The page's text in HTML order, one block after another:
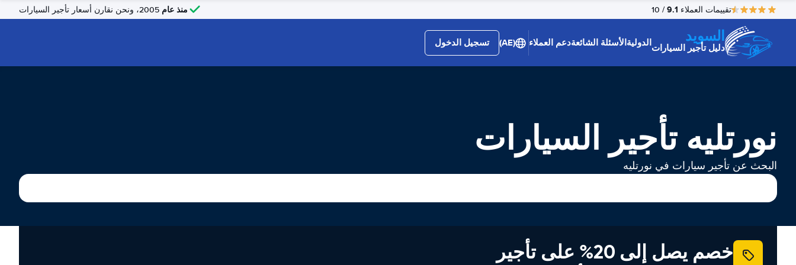
تقييمات العملاء 9.1
/ 10 منذ عام
السويد
دليل تأجير السياراتالدوليةالأسئلة الشائعةدعم العملاء (AE) تسجيل الدخول
نورتليه تأجير السيارات
البحث عن تأجير سيارات في نورتليه
خصم يصل إلى 20% على تأجير